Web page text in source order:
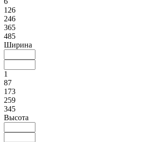
126
246
365
485
Ширина
1
87
173
259
345
Высота